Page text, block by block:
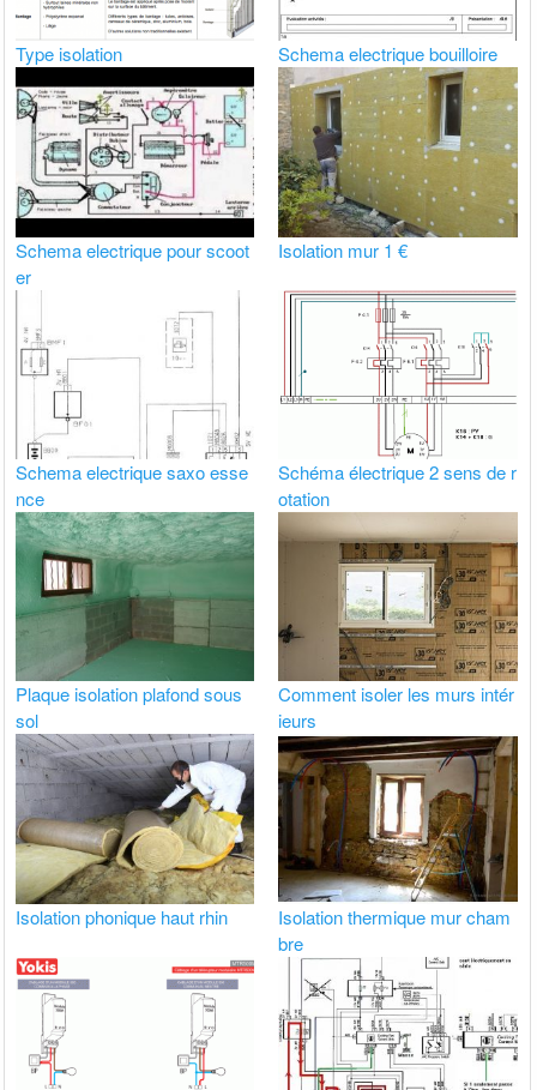
Type isolation Schema electrique bouilloire
Schema electrique pour scoot
er
Isolation mur 1 €
Schema electrique saxo esse
nce
Schéma électrique 2 sens de r
otation
Plaque isolation plafond sous
sol
Comment isoler les murs intér
ieurs
Isolation phonique haut rhin
Isolation thermique mur cham
bre